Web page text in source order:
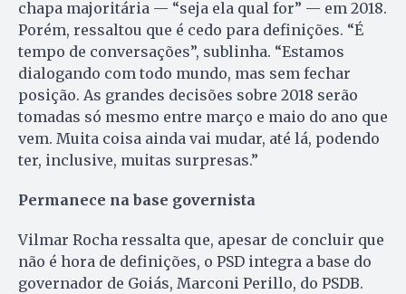
chapa majoritária — “seja ela qual for” — em 2018.
Porém, ressaltou que é cedo para definições. “É
tempo de conversações”, sublinha. “Estamos
dialogando com todo mundo, mas sem fechar
posição. As grandes decisões sobre 2018 serão
tomadas só mesmo entre março e maio do ano que
vem. Muita coisa ainda vai mudar, até lá, podendo
ter, inclusive, muitas surpresas.”
Permanece na base governista
Vilmar Rocha ressalta que, apesar de concluir que
não é hora de definições, o PSD integra a base do
governador de Goiás, Marconi Perillo, do PSDB.